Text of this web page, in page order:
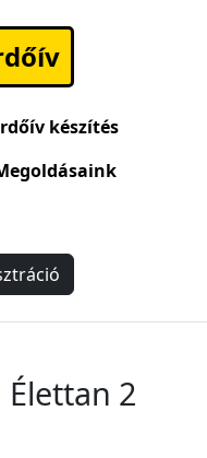
készítés
2